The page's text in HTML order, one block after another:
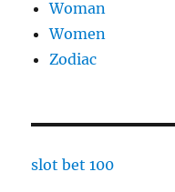
Woman
Women
Zodiac
slot bet 100